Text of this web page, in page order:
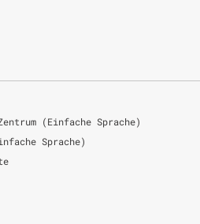
(Einfache Sprache)
Sprache)